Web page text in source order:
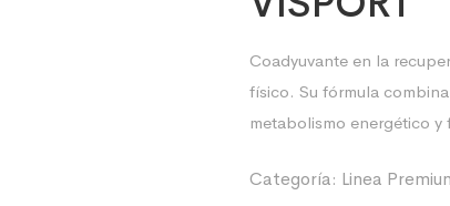
Coadyuvante en la
físico. Su fórmula
metabolismo energético y
Categoría: Linea